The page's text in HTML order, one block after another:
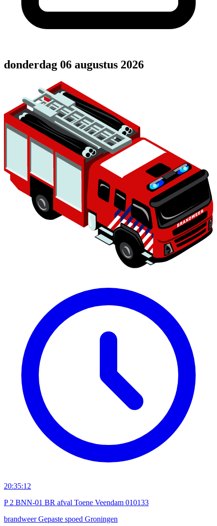
donderdag 06 augustus 2026
20:35:12
P 2 BNN-01 BR afval Toene Veendam 010133
brandweerGepaste spoed Groningen